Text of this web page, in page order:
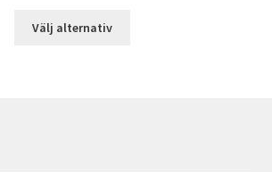
Välj alternativ